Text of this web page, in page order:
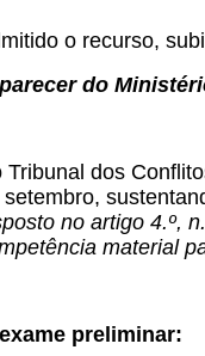
o recurso,
parecer do
Tribunal dos
setembro,
no artigo 4.º,
material
preliminar: